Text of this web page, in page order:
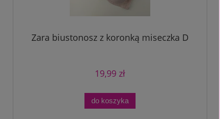
Zara biustonosz z koronką miseczka D
19,99 zł
do koszyka